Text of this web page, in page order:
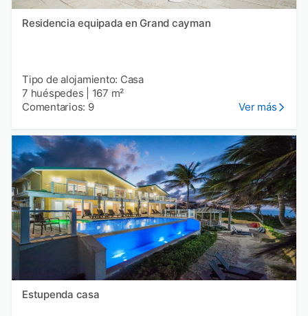
Residencia equipada en Grand cayman
Tipo de alojamiento: Casa
7 huéspedes
167 m²
Comentarios: 9
Ver más
Estupenda casa